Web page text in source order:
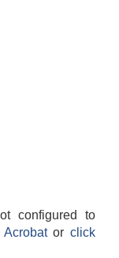
configured to
Acrobatorclick